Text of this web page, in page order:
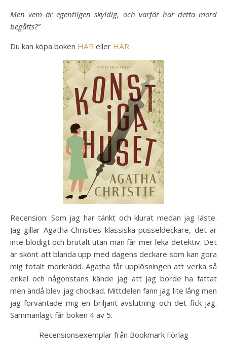
Men vem är egentligen skyldig, och varför har detta mord
begåtts?”
Du kan köpa boken HÄR eller HÄR
Recension: Som jag har tänkt och klurat medan jag läste.
Jag gillar Agatha Christies klassiska pusseldeckare, det är
inte blodigt och brutalt utan man får mer leka detektiv. Det
är skönt att blanda upp med dagens deckare som kan göra
mig totalt mörkrädd. Agatha får upplösningen att verka så
enkel och någonstans kände jag att jag borde ha fattat
men ändå blev jag chockad. Mittdelen fann jag lite lång men
jag förväntade mig en briljant avslutning och det fick jag.
Sammanlagt får boken 4 av 5.
Recensionsexemplar från Bookmark Förlag